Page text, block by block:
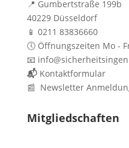
📍 Gumbertstraße 199b
40229 Düsseldorf
📱 0211 83836660
🕔 Öffnungszeiten Mo -
📧
📬 Kontaktformular
📰 Newsletter
Mitgliedschaften